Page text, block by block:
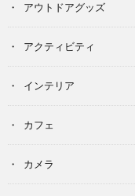
アウトドアグッズ
アクティビティ
インテリア
カフェ
カメラ